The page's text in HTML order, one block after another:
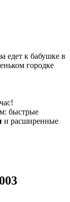
едет к бабушке в
городке
быстрые
и расширенные